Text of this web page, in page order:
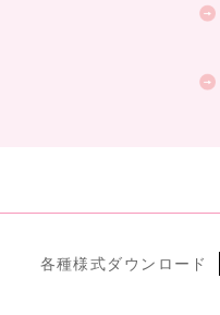
各種様式ダウンロード